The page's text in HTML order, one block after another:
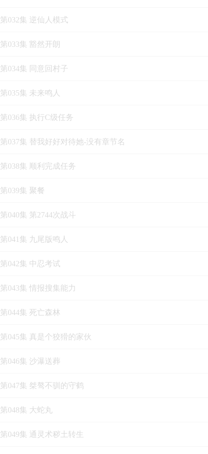
第032集 逆仙人模式
第033集 豁然开朗
第034集 同意回村子
第035集 未来鸣人
第036集 执行C级任务
第037集 替我好好对待她-没有章节名
第038集 顺利完成任务
第039集 聚餐
第040集 第2744次战斗
第041集 九尾版鸣人
第042集 中忍考试
第043集 情报搜集能力
第044集 死亡森林
第045集 真是个狡猾的家伙
第046集 沙瀑送葬
第047集 桀骜不驯的守鹤
第048集 大蛇丸
第049集 通灵术秽土转生